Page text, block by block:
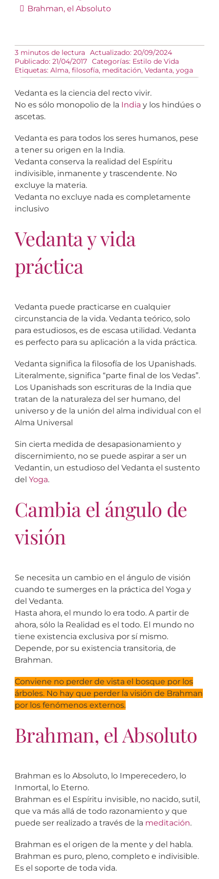
Brahman, el Absoluto
3 minutos de lectura
Actualizado: 20/09/2024
Publicado: 21/04/2017 Categorías: Estilo de Vida
Etiquetas: Alma, filosofía, meditación, Vedanta, yoga
Vedanta es la ciencia del recto vivir.
No es sólo monopolio de la India y los hindúes o
ascetas.
Vedanta es para todos los seres humanos, pese
a tener su origen en la India.
Vedanta conserva la realidad del Espíritu
indivisible, inmanente y trascendente. No
excluye la materia.
Vedanta no excluye nada es completamente
inclusivo
Vedanta y vida
práctica
Vedanta puede practicarse en cualquier
circunstancia de la vida. Vedanta teórico, solo
para estudiosos, es de escasa utilidad. Vedanta
es perfecto para su aplicación a la vida práctica.
Vedanta significa la filosofía de los Upanishads.
Literalmente, significa “parte final de los Vedas”.
Los Upanishads son escrituras de la India que
tratan de la naturaleza del ser humano, del
universo y de la unión del alma individual con el
Alma Universal
Sin cierta medida de desapasionamiento y
discernimiento, no se puede aspirar a ser un
Vedantin, un estudioso del Vedanta el sustento
del Yoga.
Cambia el ángulo de
visión
Se necesita un cambio en el ángulo de visión
cuando te sumerges en la práctica del Yoga y
del Vedanta.
Hasta ahora, el mundo lo era todo. A partir de
ahora, sólo la Realidad es el todo. El mundo no
tiene existencia exclusiva por sí mismo.
Depende, por su existencia transitoria, de
Brahman.
Conviene no perder de vista el bosque por los
árboles. No hay que perder la visión de Brahman
por los fenómenos externos.
Brahman, el Absoluto
Brahman es lo Absoluto, lo Imperecedero, lo
Inmortal, lo Eterno.
Brahman es el Espíritu invisible, no nacido, sutil,
que va más allá de todo razonamiento y que
puede ser realizado a través de la meditación.
Brahman es el origen de la mente y del habla.
Brahman es puro, pleno, completo e indivisible.
Es el soporte de toda vida.